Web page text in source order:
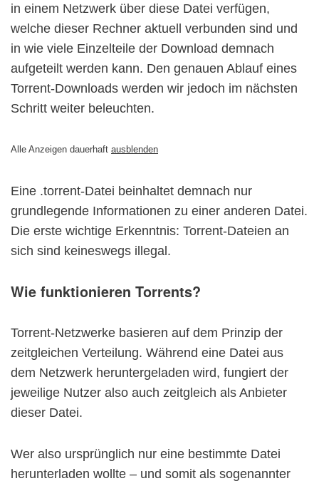
in einem Netzwerk über diese Datei verfügen,
welche dieser Rechner aktuell verbunden sind und
in wie viele Einzelteile der Download demnach
aufgeteilt werden kann. Den genauen Ablauf eines
Torrent-Downloads werden wir jedoch im nächsten
Schritt weiter beleuchten.
Alle Anzeigen dauerhaft ausblenden
Eine .torrent-Datei beinhaltet demnach nur
grundlegende Informationen zu einer anderen Datei.
Die erste wichtige Erkenntnis: Torrent-Dateien an
sich sind keineswegs illegal.
Wie funktionieren Torrents?
Torrent-Netzwerke basieren auf dem Prinzip der
zeitgleichen Verteilung. Während eine Datei aus
dem Netzwerk heruntergeladen wird, fungiert der
jeweilige Nutzer also auch zeitgleich als Anbieter
dieser Datei.
Wer also ursprünglich nur eine bestimmte Datei
herunterladen wollte – und somit als sogenannter